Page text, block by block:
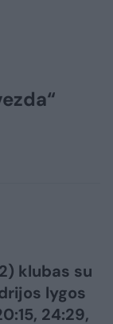
klubas su
lygos
24:29,